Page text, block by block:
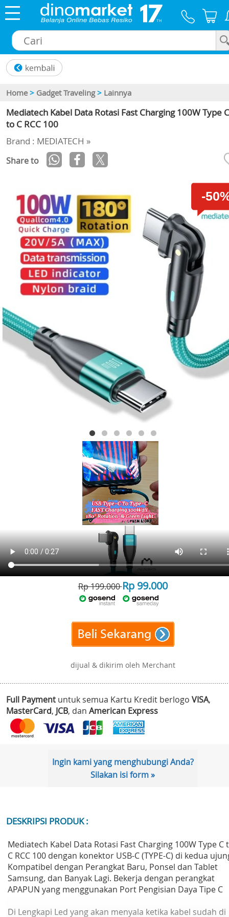
Home > Gadget Traveling > Lainnya
Mediatech Kabel Data Rotasi Fast Charging 100W Type C
to C RCC 100
Brand : MEDIATECH »
Share to
-
Rp 199.000Rp 99.000
dijual & dikirim oleh Merchant
Full Payment untuk semua Kartu Kredit berlogo VISA,
MasterCard, JCB, dan American Express
Ingin kami yang menghubungi Anda?
Silakan isi form »
DESKRIPSI PRODUK :
Mediatech Kabel Data Rotasi Fast Charging 100W Type C
C RCC 100 dengan konektor USB-C (TYPE-C) di kedua
Kompatibel dengan Perangkat Baru, Ponsel dan Tablet
Samsung, dan Banyak Lagi. Bekerja dengan perangkat
APAPUN yang menggunakan Port Pengisian Daya Tipe C
Di Lengkapi Led yang akan menyala ketika kabel sudah di